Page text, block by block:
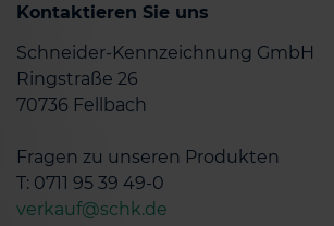
Kontaktieren Sie uns
Schneider-Kennzeichnung GmbH
Ringstraße 26
70736 Fellbach
Fragen zu unseren Produkten
T: 0711 95 39 49-0
verkauf@schk.de